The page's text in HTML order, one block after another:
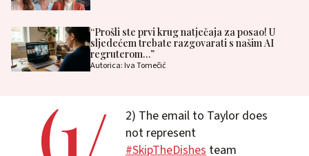
“Prošli ste prvi krug natječaja za posao! U
sljedećem trebate razgovarati s našim AI
regruterom…”
Autorica: Iva Tomečić
(1/
2) The email to Taylor does
not represent
#SkipTheDishes team